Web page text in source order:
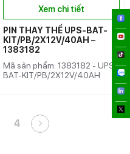
Xem chi tiết
PIN THAY THẾ UPS-BAT-
KIT/PB/2X12V/40AH –
1383182
Mã sản phẩm: 1383182 - UPS-
BAT-KIT/PB/2X12V/40AH
4